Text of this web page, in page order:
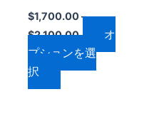
$1,700.00–
$2,100.00
オ
プションを選
択
ー
シ
ョ
ン
が